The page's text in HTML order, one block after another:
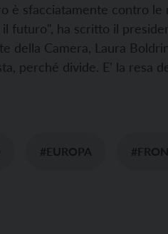
è sfacciatamente contro
futuro", ha scritto il
della Camera, Laura
perché divide. E' la resa
#EUROPA